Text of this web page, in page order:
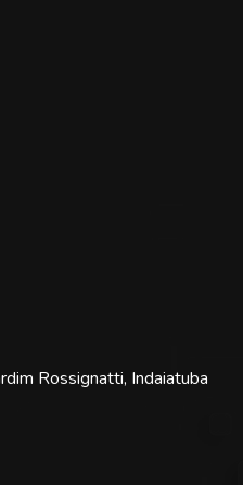
Rossignatti, Indaiatuba